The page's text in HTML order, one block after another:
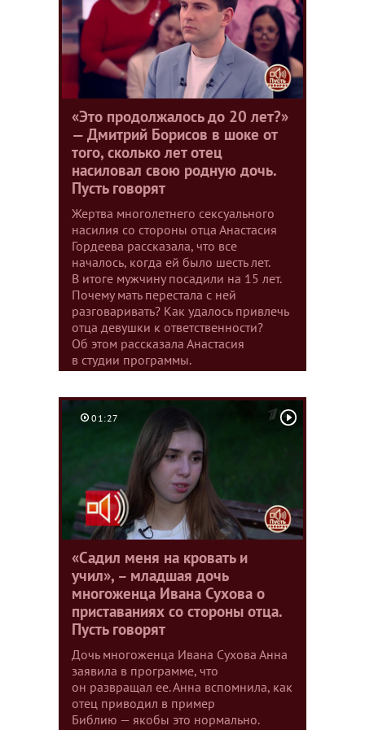
«Это продолжалось до 20 лет?»
— Дмитрий Борисов в шоке от
того, сколько лет отец
насиловал свою родную дочь.
Пусть говорят
Жертва многолетнего сексуального
насилия со стороны отца Анастасия
Гордеева рассказала, что все
началось, когда ей было шесть лет.
В итоге мужчину посадили на 15 лет.
Почему мать перестала с ней
разговаривать? Как удалось привлечь
отца девушки к ответственности?
Об этом рассказала Анастасия
в студии программы.
01:27
«Садил меня на кровать и
учил», – младшая дочь
многоженца Ивана Сухова о
приставаниях со стороны отца.
Пусть говорят
Дочь многоженца Ивана Сухова Анна
заявила в программе, что
он развращал ее. Анна вспомнила, как
отец приводил в пример
Библию — якобы это нормально.